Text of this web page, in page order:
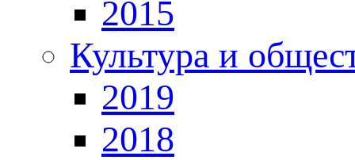
2015
Культура и
2019
2018